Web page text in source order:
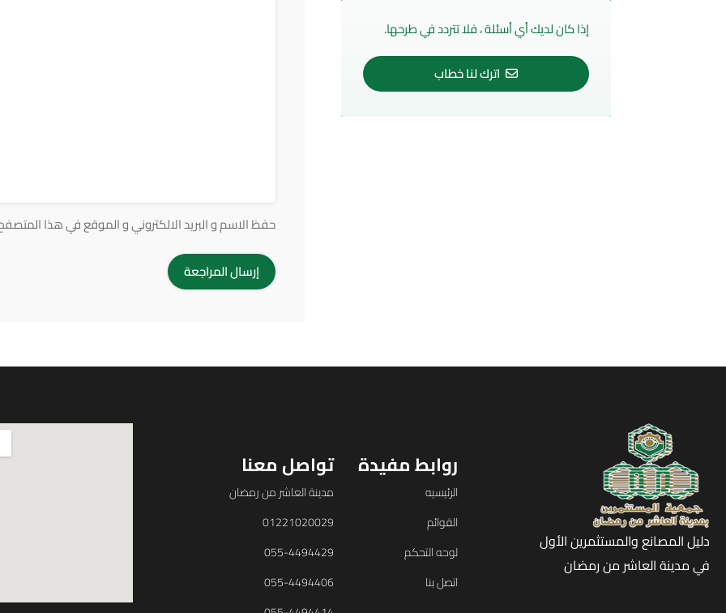
حفظ الاسم و البريد الالكتروني و الموقع في هذا
إذا كان لديك أي أسئلة ، فلا تتردد في طرحها.
اترك لنا خطاب
دليل المصانع والمستثمرين الأول
في مدينة العاشر من رمضان
روابط مفيدة
الرئيسيه
القوائم
لوحه التحكم
اتصل بنا
تواصل معنا
مدينة العاشر من رمضان
01221020029
055-4494429
055-4494406